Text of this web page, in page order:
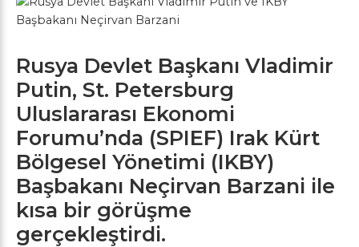
Rusya Devlet Başkanı Vladimir
Putin, St. Petersburg
Uluslararası Ekonomi
Forumu’nda (SPIEF) Irak Kürt
Bölgesel Yönetimi (IKBY)
Başbakanı Neçirvan Barzani ile
kısa bir görüşme
gerçekleştirdi.